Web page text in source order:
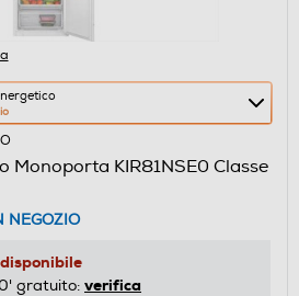
Monoporta KIR81NSE0 Classe
NEGOZIO
gratuito: verifica